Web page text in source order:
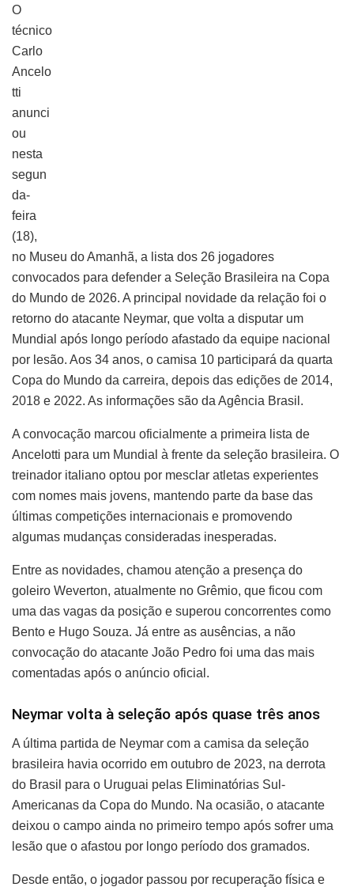
O
técnico
Carlo
Ancelo
tti
anunci
ou
nesta
segun
da-
feira
(18),
no Museu do Amanhã, a lista dos 26 jogadores
convocados para defender a Seleção Brasileira na Copa
do Mundo de 2026. A principal novidade da relação foi o
retorno do atacante Neymar, que volta a disputar um
Mundial após longo período afastado da equipe nacional
por lesão. Aos 34 anos, o camisa 10 participará da quarta
Copa do Mundo da carreira, depois das edições de 2014,
2018 e 2022. As informações são da Agência Brasil.
A convocação marcou oficialmente a primeira lista de
Ancelotti para um Mundial à frente da seleção brasileira. O
treinador italiano optou por mesclar atletas experientes
com nomes mais jovens, mantendo parte da base das
últimas competições internacionais e promovendo
algumas mudanças consideradas inesperadas.
Entre as novidades, chamou atenção a presença do
goleiro Weverton, atualmente no Grêmio, que ficou com
uma das vagas da posição e superou concorrentes como
Bento e Hugo Souza. Já entre as ausências, a não
convocação do atacante João Pedro foi uma das mais
comentadas após o anúncio oficial.
Neymar volta à seleção após quase três anos
A última partida de Neymar com a camisa da seleção
brasileira havia ocorrido em outubro de 2023, na derrota
do Brasil para o Uruguai pelas Eliminatórias Sul-
Americanas da Copa do Mundo. Na ocasião, o atacante
deixou o campo ainda no primeiro tempo após sofrer uma
lesão que o afastou por longo período dos gramados.
Desde então, o jogador passou por recuperação física e